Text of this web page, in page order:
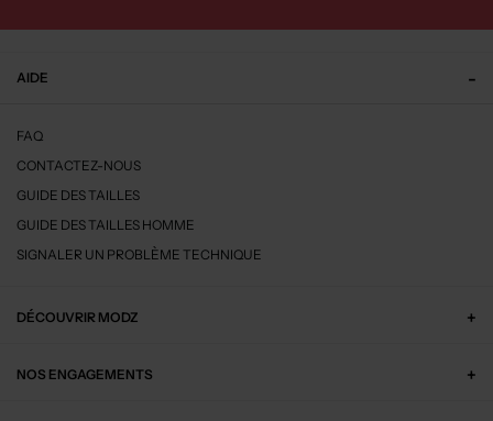
AIDE
FAQ
CONTACTEZ-NOUS
GUIDE DES TAILLES
GUIDE DES TAILLES HOMME
SIGNALER UN PROBLÈME TECHNIQUE
DÉCOUVRIR MODZ
NOS ENGAGEMENTS